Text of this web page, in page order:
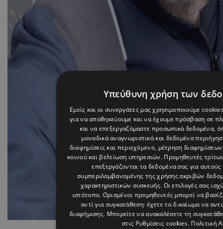
Photo By tasostrifonos On
Υπεύθυνη χρήση των
Εμείς και οι συνεργάτες μας χρησιμοποιούμε
για να αποθηκεύουμε και να έχουμε πρόσβαση σε
και να επεξεργαζόμαστε προσωπικά δεδομένα,
μοναδικά αναγνωριστικά και δεδομένα
διαφημίσεις και περιεχόμενο, μέτρηση
κοινού και βελτίωση υπηρεσιών. Προμηθευτές
επεξεργάζονται τα δεδομένα σας για
συμπεριλαμβανομένης της χρήσης ακριβών
χαρακτηριστικών συσκευής. Οι επιλογές σας
ιστότοπο. Ορισμένοι προμηθευτές μπορεί να
αντί για συγκατάθεση· έχετε το δικαίωμα να
διαφήμισης. Μπορείτε να ανακαλέσετε τη
στις Ρυθμίσεις cookies. Πολιτική